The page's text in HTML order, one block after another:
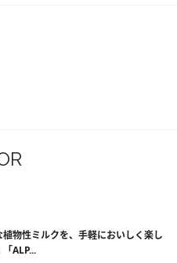
植物性ミルクを、手軽においしく楽し
ALP...